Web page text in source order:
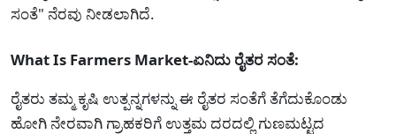
ಸಂತೆ" ನೆರವು ನೀಡಲಾಗಿದೆ.
What Is Farmers Market-ಏನಿದು ರೈತರ ಸಂತೆ:
ರೈತರು ತಮ್ಮ ಕೃಷಿ ಉತ್ಪನ್ನಗಳನ್ನು ಈ ರೈತರ ಸಂತೆಗೆ ತೆಗೆದುಕೊಂಡು
ಹೋಗಿ ನೇರವಾಗಿ ಗ್ರಾಹಕರಿಗೆ ಉತ್ತಮ ದರದಲ್ಲಿ ಗುಣಮಟ್ಟದ